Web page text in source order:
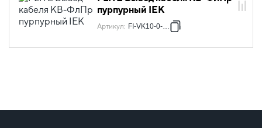
пурпурный IEK
Артикул: FI-VK10-0-K99